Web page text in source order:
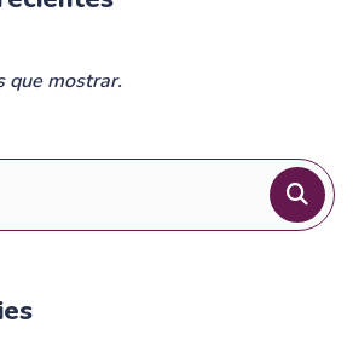
que mostrar.